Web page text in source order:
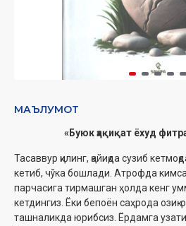
МАЪЛУМОТ
«Буюк ҳақиқат ёхуд
Тасаввур қилинг, қайиқда сузиб
кетиб, чўка бошлади. Атрофда кимса
парчасига тирмашган ҳолда кенг
кетдингиз. Ёки бепоён саҳрода озиқ-
ташналикда юрибсиз. Ёрдамга